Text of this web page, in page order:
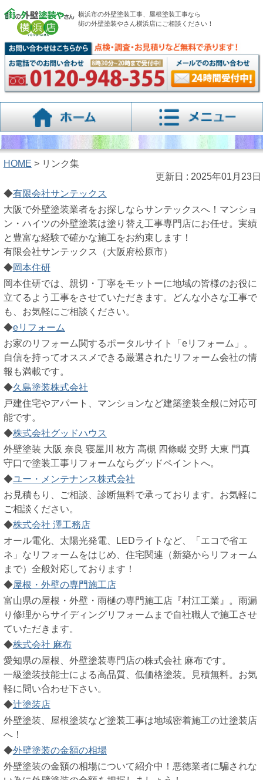
横浜市の外壁塗装工事、屋根塗装工事なら
街の外壁塗装やさん横浜店にご相談ください！
HOME > リンク集
更新日 : 2025年01月23日
◆有限会社サンテックス
大阪で外壁塗装業者をお探しならサンテックスへ！マンショ
ン・ハイツの外壁塗装は塗り替え工事専門店にお任せ。実績
と豊富な経験で確かな施工をお約束します！
有限会社サンテックス（大阪府松原市）
◆岡本住研
岡本住研では、親切・丁寧をモットーに地域の皆様のお役に
立てるよう工事をさせていただきます。どんな小さな工事で
も、お気軽にご相談ください。
◆eリフォーム
お家のリフォーム関するポータルサイト「eリフォーム」。
自信を持ってオススメできる厳選されたリフォーム会社の情
報も満載です。
◆久島塗装株式会社
戸建住宅やアパート、マンションなど建築塗装全般に対応可
能です。
◆株式会社グッドハウス
外壁塗装 大阪 奈良 寝屋川 枚方 高槻 四條畷 交野 大東 門真
守口で塗装工事リフォームならグッドペイントへ。
◆ユー・メンテナンス株式会社
お見積もり、ご相談、診断無料で承っております。お気軽に
ご相談ください。
◆株式会社 澤工務店
オール電化、太陽光発電、LEDライトなど、「エコで省エ
ネ」なリフォームをはじめ、住宅関連（新築からリフォーム
まで）全般対応しております！
◆屋根・外壁の専門施工店
富山県の屋根・外壁・雨樋の専門施工店『村江工業』。雨漏
り修理からサイディングリフォームまで自社職人で施工させ
ていただきます。
◆株式会社 麻布
愛知県の屋根、外壁塗装専門店の株式会社 麻布です。
一級塗装技能士による高品質、低価格塗装。見積無料。お気
軽に問い合わせ下さい。
◆辻塗装店
外壁塗装、屋根塗装など塗装工事は地域密着施工の辻塗装店
へ！
◆外壁塗装の金額の相場
外壁塗装の金額の相場について紹介中！悪徳業者に騙されな